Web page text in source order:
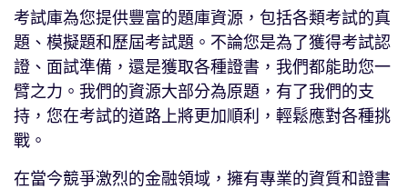
考試庫為您提供豐富的題庫資源，包括各類考試的真
題、模擬題和歷屆考試題。不論您是為了獲得考試認
證、面試準備，還是獲取各種證書，我們都能助您一
臂之力。我們的資源大部分為原題，有了我們的支
持，您在考試的道路上將更加順利，輕鬆應對各種挑
戰。
在當今競爭激烈的金融領域，擁有專業的資質和證書